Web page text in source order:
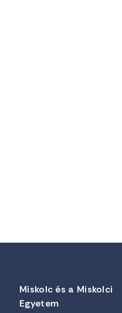
Miskolc és a Miskolci
Egyetem